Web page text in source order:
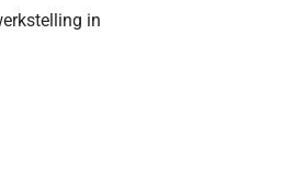
in